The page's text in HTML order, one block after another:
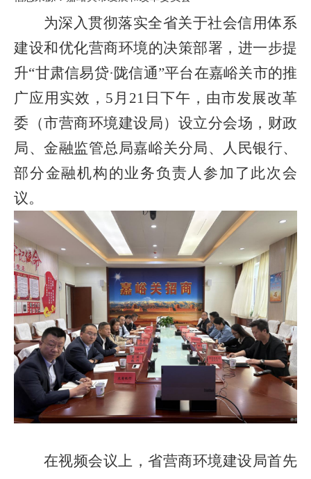
为深入贯彻落实全省关于社会信用体系
建设和优化营商环境的决策部署，进一步提
升“甘肃信易贷·陇信通”平台在嘉峪关市的推
广应用实效，5月21日下午，由市发展改革
委（市营商环境建设局）设立分会场，财政
局、 金融监管总局嘉峪关分局、
人民银行、
部分金融机构的业务负责人参加了此次会
议。
在视频会议上，省营商环境建设局首先